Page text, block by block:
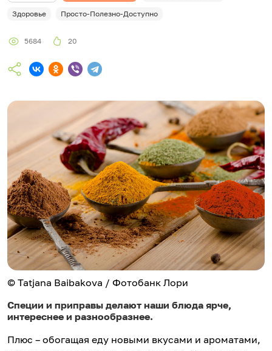
Здоровье Просто-Полезно-Доступно
5684 20
© Tatjana Baibakova / Фотобанк Лори
Специи и приправы делают наши блюда ярче,
интереснее и разнообразнее.
Плюс – обогащая еду новыми вкусами и ароматами,